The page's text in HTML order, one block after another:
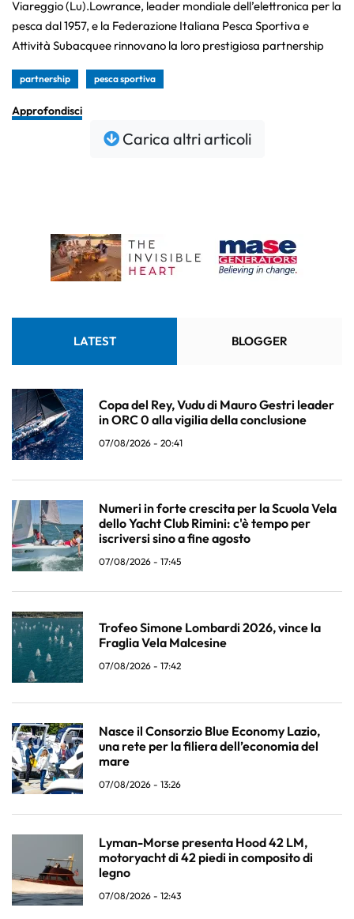
Viareggio (Lu).Lowrance, leader mondiale dell’elettronica per la
pesca dal 1957, e la Federazione Italiana Pesca Sportiva e
Attività Subacquee rinnovano la loro prestigiosa partnership
partnership pesca sportiva
Approfondisci
Carica altri articoli
LATEST BLOGGER
Copa del Rey, Vudu di Mauro Gestri leader
in ORC 0 alla vigilia della conclusione
07/08/2026 - 20:41
Numeri in forte crescita per la Scuola Vela
dello Yacht Club Rimini: c'è tempo per
iscriversi sino a fine agosto
07/08/2026 - 17:45
Trofeo Simone Lombardi 2026, vince la
Fraglia Vela Malcesine
07/08/2026 - 17:42
Nasce il Consorzio Blue Economy Lazio,
una rete per la filiera dell’economia del
mare
07/08/2026 - 13:26
Lyman-Morse presenta Hood 42 LM,
motoryacht di 42 piedi in composito di
legno
07/08/2026 - 12:43